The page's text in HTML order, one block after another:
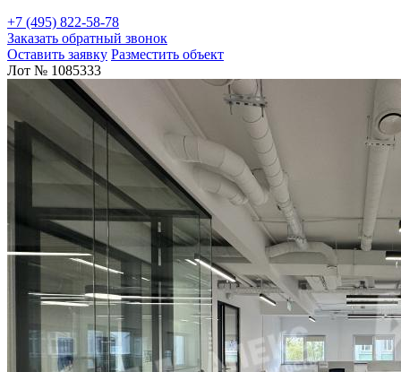
+7 (495) 822-58-78
Заказать обратный звонок
Оставить заявку Разместить объект
Лот № 1085333